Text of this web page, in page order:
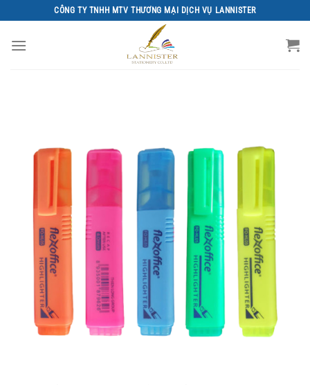
đến
nội
CÔNG TY TNHH MTV THƯƠNG MẠI DỊCH VỤ LANNISTER